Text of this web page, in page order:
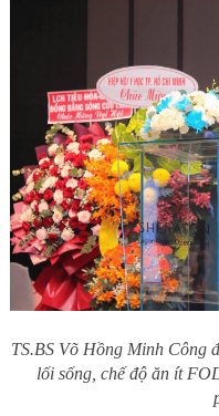
TS.BS Võ Hồng Minh Công
lối sống, chế độ ăn ít